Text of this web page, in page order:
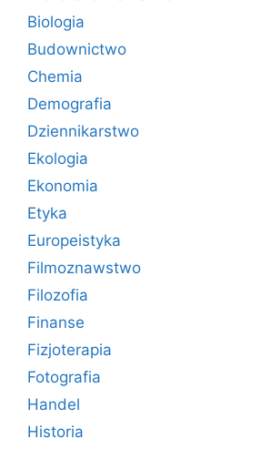
Biologia
Budownictwo
Chemia
Demografia
Dziennikarstwo
Ekologia
Ekonomia
Etyka
Europeistyka
Filmoznawstwo
Filozofia
Finanse
Fizjoterapia
Fotografia
Handel
Historia